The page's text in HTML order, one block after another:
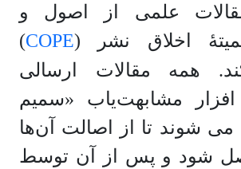
علمی از اصول و
اخلاق نشر (COPE
)
همه مقالات ارسالی
مشابهت‌یاب «سمیم
می شوند تا از اصالت آن‌ها
شود و پس از آن توسط